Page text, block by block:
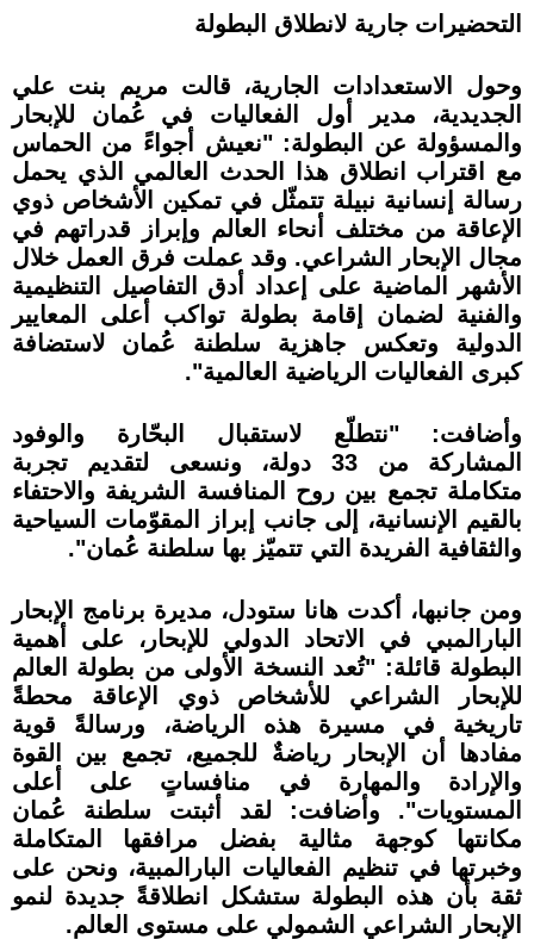
التحضيرات جارية لانطلاق البطولة
وحول الاستعدادات الجارية، قالت مريم بنت علي
الجديدية، مدير أول الفعاليات في عُمان للإبحار
والمسؤولة عن البطولة: "نعيش أجواءً من الحماس
مع اقتراب انطلاق هذا الحدث العالمي الذي يحمل
رسالة إنسانية نبيلة تتمثّل في تمكين الأشخاص ذوي
الإعاقة من مختلف أنحاء العالم وإبراز قدراتهم في
مجال الإبحار الشراعي. وقد عملت فرق العمل خلال
الأشهر الماضية على إعداد أدق التفاصيل التنظيمية
والفنية لضمان إقامة بطولة تواكب أعلى المعايير
الدولية وتعكس جاهزية سلطنة عُمان لاستضافة
كبرى الفعاليات الرياضية العالمية".
وأضافت: "نتطلّع لاستقبال البحّارة والوفود
المشاركة من 33 دولة، ونسعى لتقديم تجربة
متكاملة تجمع بين روح المنافسة الشريفة والاحتفاء
بالقيم الإنسانية، إلى جانب إبراز المقوّمات السياحية
والثقافية الفريدة التي تتميّز بها سلطنة عُمان".
ومن جانبها، أكدت هانا ستودل، مديرة برنامج الإبحار
البارالمبي في الاتحاد الدولي للإبحار، على أهمية
البطولة قائلة: "تُعد النسخة الأولى من بطولة العالم
للإبحار الشراعي للأشخاص ذوي الإعاقة محطةً
تاريخية في مسيرة هذه الرياضة، ورسالةً قوية
مفادها أن الإبحار رياضةٌ للجميع، تجمع بين القوة
والإرادة والمهارة في منافساتٍ على أعلى
المستويات". وأضافت: لقد أثبتت سلطنة عُمان
مكانتها كوجهة مثالية بفضل مرافقها المتكاملة
وخبرتها في تنظيم الفعاليات البارالمبية، ونحن على
ثقة بأن هذه البطولة ستشكل انطلاقةً جديدة لنمو
الإبحار الشراعي الشمولي على مستوى العالم.